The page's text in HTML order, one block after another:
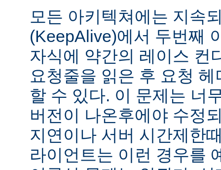
모든 아키텍쳐에는 지속
(KeepAlive)에서 두번째
자식에 약간의 레이스 컨
요청줄을 읽은 후 요청
할 수 있다. 이 문제는 너
버전이 나온후에야 수정
지연이나 서버 시간제한
라이언트는 이런 경우를